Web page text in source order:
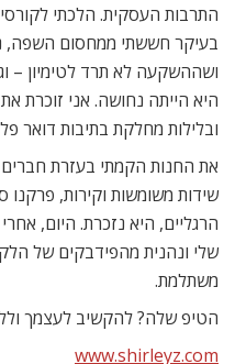
התרבות העסקית. הלכתי
בעיקר חששתי ממחסום השפה,
ושההשקעה לא תרד לטימיון –
היא הייתה נחושה. אני זוכרת
ובלילות מחלקת בתיבות דואר
את החנות הקמתי בעזרת
שידות משומשות וקירות,
הרגליים, היא נזכרת. היום,
שלי ונהנית מהפידבקים של
משתלמת.
הטיפ שלה? להקשיב לעצמך